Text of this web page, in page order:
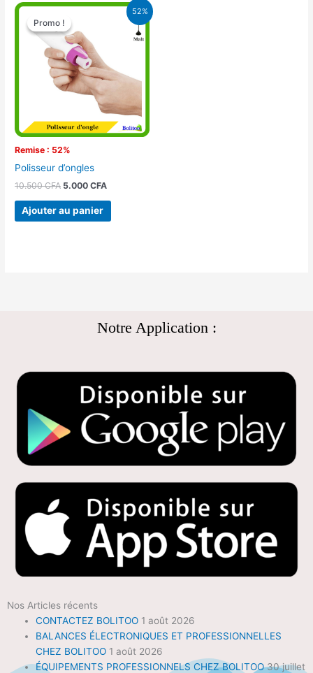
52%
Promo !
Remise : 52%
Promo !
Polisseur d’ongles
10.500CFA
Le
prix
initial
était :
10.500 CFA.
5.000CFA
Le
Ajouter au panier
Notre Application :
Nos Articles récents
CONTACTEZ BOLITOO 1 août 2026
BALANCES ÉLECTRONIQUES ET PROFESSIONNELLES
CHEZ BOLITOO 1 août 2026
ÉQUIPEMENTS PROFESSIONNELS CHEZ BOLITOO 30 juillet